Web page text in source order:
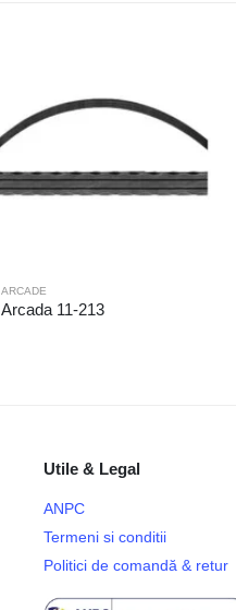
ARCADE
Arcada 11-213
Utile & Legal
ANPC
Termeni si conditii
Politici de comandă & retur